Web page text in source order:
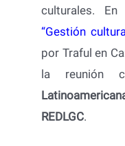
culturales.
“Gestión
por Traful en
la reunión
REDLGC.